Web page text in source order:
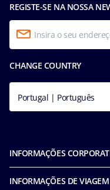
REGISTE-SE NA NOSSA
CHANGE COUNTRY
Portugal | Português
INFORMAÇÕES
Sobre a MSC
INFORMAÇÕES DE VIAGEM